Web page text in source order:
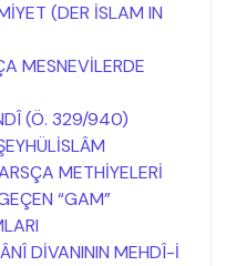
(DER İSLAM IN
MESNEVİLERDE
(Ö. 329/940)
METHİYELERİ
“GAM”
DİVANININ MEHDÎ-İ